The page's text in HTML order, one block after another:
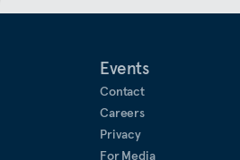
Events
Contact
Careers
Privacy
For Media